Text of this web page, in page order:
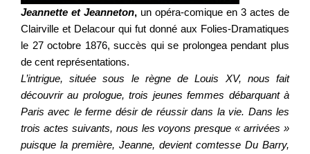
Jeannette et Jeanneton, un opéra-comique en 3 actes de
Clairville et Delacour qui fut donné aux Folies-Dramatiques
le 27 octobre 1876, succès qui se prolongea pendant plus
de cent représentations.
L’intrigue, située sous le règne de Louis XV, nous fait
découvrir au prologue, trois jeunes femmes débarquant à
Paris avec le ferme désir de réussir dans la vie. Dans les
trois actes suivants, nous les voyons presque « arrivées »
puisque la première, Jeanne, devient comtesse Du Barry,